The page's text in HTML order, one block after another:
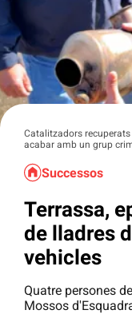
Catalitzadors
acabar amb un grup
Successos
Terrassa,
de lladres
vehicles
Quatre persones
Mossos